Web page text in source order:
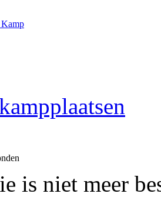
is niet meer